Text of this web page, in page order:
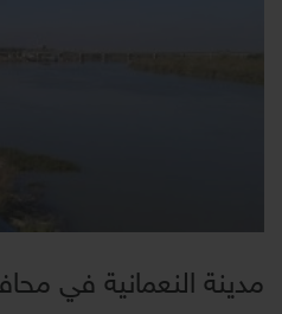
مدينة النعمانية في